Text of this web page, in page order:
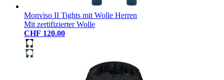
Monviso II Tights mit Wolle Herren
Mit zertifizierter Wolle
CHF 120.00